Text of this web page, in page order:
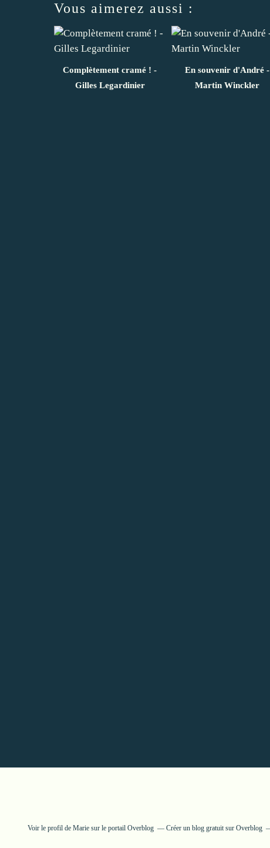
Vous aimerez aussi :
Complètement cramé ! -
Gilles Legardinier
En souvenir d'André -
Martin Winckler
Voir le profil de Mariesur le portail Overblog Créer un blog gratuit sur Overblog